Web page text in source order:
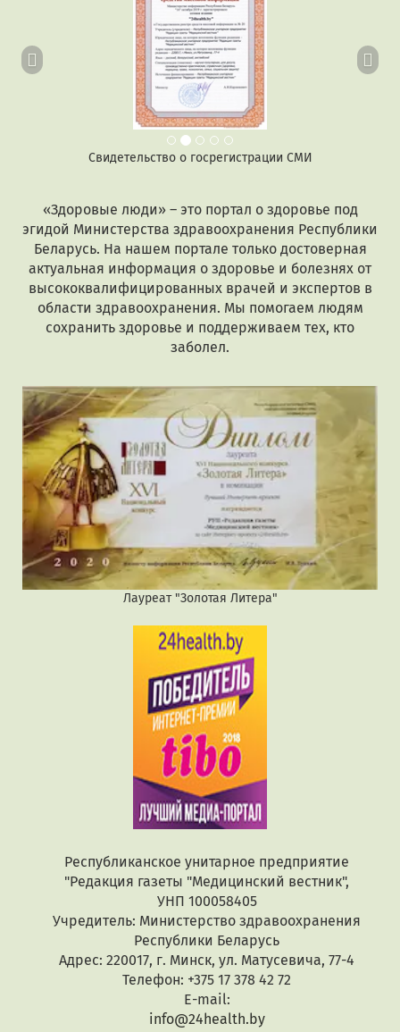
Свидетельство о госрегистрации СМИ
«Здоровые люди» – это портал о здоровье под
эгидой Министерства здравоохранения Республики
Беларусь. На нашем портале только достоверная
актуальная информация о здоровье и болезнях от
высококвалифицированных врачей и экспертов в
области здравоохранения. Мы помогаем людям
сохранить здоровье и поддерживаем тех, кто
заболел.
Лауреат "Золотая Литера"
Республиканское унитарное предприятие
"Редакция газеты "Медицинский вестник",
УНП 100058405
Учредитель: Министерство здравоохранения
Республики Беларусь
Адрес: 220017, г. Минск, ул. Матусевича, 77-4
Телефон: +375 17 378 42 72
E-mail:
info@24health.by